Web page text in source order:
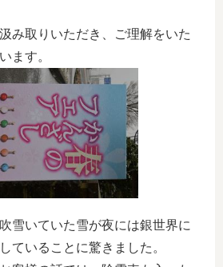
み取りいただき、ご理解をいた
ます。
雪いていた雪が夜には銀世界に
ていることに驚きました。